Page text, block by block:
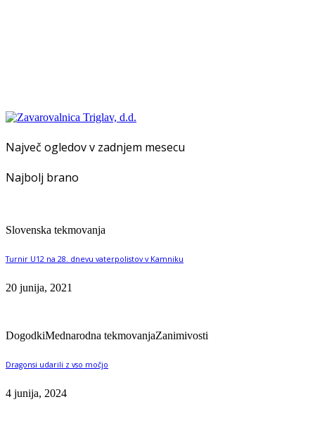
Največ ogledov v zadnjem mesecu
Najbolj brano
Slovenska tekmovanja
Turnir U12 na 28. dnevu vaterpolistov v Kamniku
20 junija, 2021
DogodkiMednarodna tekmovanjaZanimivosti
Dragonsi udarili z vso močjo
4 junija, 2024